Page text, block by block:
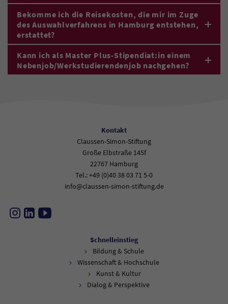
Bekomme ich die Reisekosten, die mir im Zuge
des Auswahlverfahrens in Hamburg entstehen,
erstattet?
Kann ich als Master Plus-Stipendiat:in einem
Nebenjob/Werkstudierendenjob nachgehen?
Kontakt
Claussen-Simon-Stiftung
Große Elbstraße 145f
22767 Hamburg
Tel.: +49 (0)40 38 03 71 5-0
info@claussen-simon-stiftung.de
Schnelleinstieg
Bildung & Schule
Wissenschaft & Hochschule
Kunst & Kultur
Dialog & Perspektive